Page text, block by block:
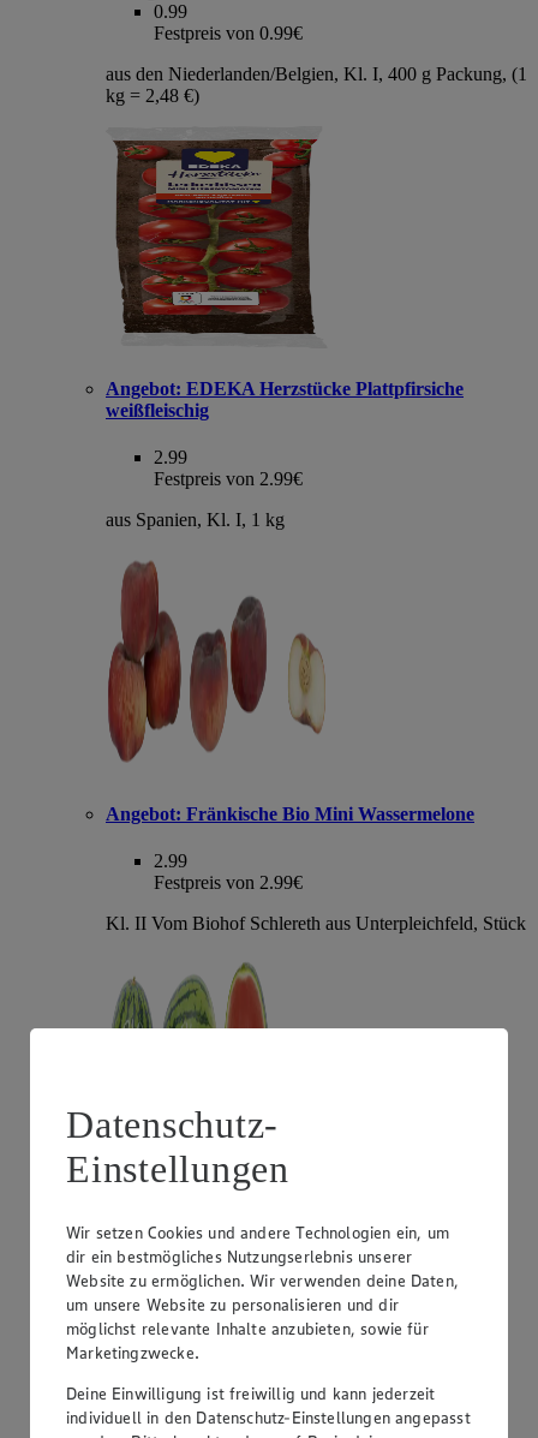
0.99
Festpreis von 0.99€
aus den Niederlanden/Belgien, Kl. I, 400 g Packung, (1
kg = 2,48 €)
Angebot: EDEKA Herzstücke Plattpfirsiche
weißfleischig
2.99
Festpreis von 2.99€
aus Spanien, Kl. I, 1 kg
Angebot: Fränkische Bio Mini Wassermelone
2.99
Festpreis von 2.99€
Kl. II Vom Biohof Schlereth aus Unterpleichfeld, Stück
1.29
Festpreis von 1.29€
aus Israel, Kl. I, Stück
Datenschutz-
Einstellungen
Wir setzen Cookies und andere Technologien ein, um
dir ein bestmögliches Nutzungserlebnis unserer
Website zu ermöglichen. Wir verwenden deine Daten,
um unsere Website zu personalisieren und dir
möglichst relevante Inhalte anzubieten, sowie für
Marketingzwecke.
Deine Einwilligung ist freiwillig und kann jederzeit
individuell in den Datenschutz-Einstellungen angepasst